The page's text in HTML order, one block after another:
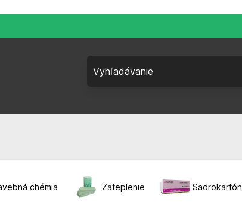
chémia Zateplenie Sadrokartón